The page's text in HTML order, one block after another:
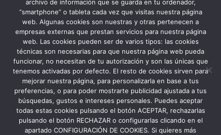
o plantar 116 árboles al año.
archivo de información que se guarda en tu ordenador,
“smartphone” o tableta cada vez que visitas nuestra página
web. Algunas cookies son nuestras y otras pertenecen a
empresas externas que prestan servicios para nuestra página
web. Las cookies pueden ser de varios tipos: las cookies
técnicas son necesarias para que nuestra página web pueda
funcionar, no necesitan de tu autorización y son las únicas que
tenemos activadas por defecto. El resto de cookies sirven para
mejorar nuestra página, para personalizarla en base a tus
preferencias, o para poder mostrarte publicidad ajustada a tus
búsquedas, gustos e intereses personales. Puedes aceptar
todas estas cookies pulsando el botón ACEPTAR, rechazarlas
pulsando el botón RECHAZAR o configurarlas clicando en el
apartado CONFIGURACIÓN DE COOKIES. Si quieres más